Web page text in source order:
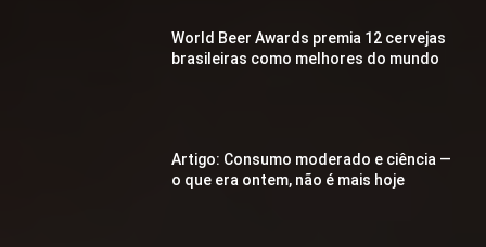
World Beer Awards premia 12 cervejas
brasileiras como melhores do mundo
Artigo: Consumo moderado e ciência —
o que era ontem, não é mais hoje